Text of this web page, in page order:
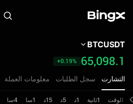
BTCUSDT
65,098.1
+0.19%
التشارت سجل الطلبات معلومات العملة
الوقت 1ثانية 1د 5د 15د 1سا 4سا